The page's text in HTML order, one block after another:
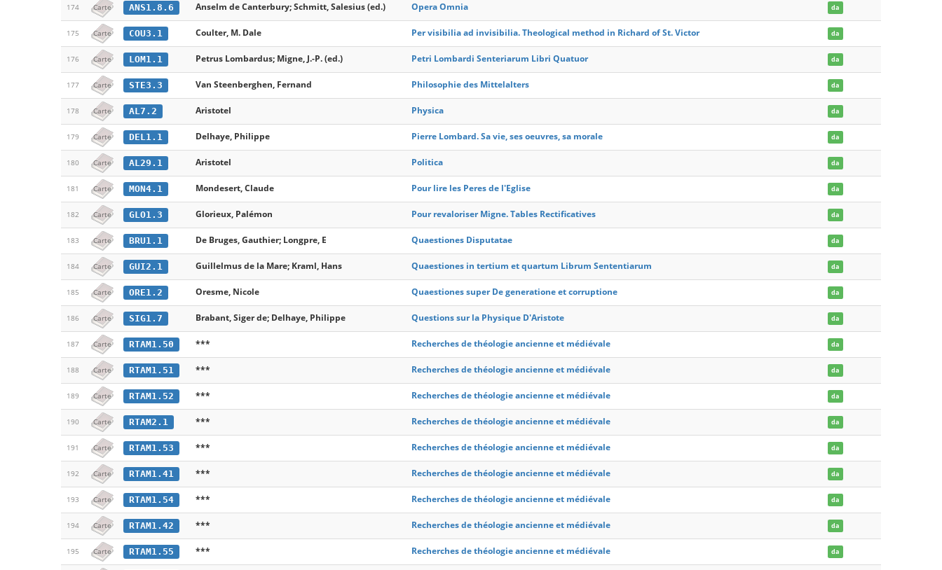
174 Carte ANS1.8.6 Anselm de Canterbury; Schmitt, Salesius (ed.) Opera Omnia da
175 Carte COU3.1 Coulter, M. Dale Per visibilia ad invisibilia. Theological method in Richard of St. Victor da
176 Carte LOM1.1 Petrus Lombardus; Migne, J.-P. (ed.) Petri Lombardi Senteriarum Libri Quatuor da
177 Carte STE3.3 Van Steenberghen, Fernand Philosophie des Mittelalters da
178 Carte AL7.2 Aristotel Physica da
179 Carte DEL1.1 Delhaye, Philippe Pierre Lombard. Sa vie, ses oeuvres, sa morale da
180 Carte AL29.1 Aristotel Politica da
181 Carte MON4.1 Mondesert, Claude Pour lire les Peres de l'Eglise da
182 Carte GLO1.3 Glorieux, Palémon Pour revaloriser Migne. Tables Rectificatives da
183 Carte BRU1.1 De Bruges, Gauthier; Longpre, E Quaestiones Disputatae da
184 Carte GUI2.1 Guillelmus de la Mare; Kraml, Hans Quaestiones in tertium et quartum Librum Sententiarum da
185 Carte ORE1.2 Oresme, Nicole Quaestiones super De generatione et corruptione da
186 Carte SIG1.7 Brabant, Siger de; Delhaye, Philippe Questions sur la Physique D'Aristote da
187 Carte RTAM1.50 *** Recherches de théologie ancienne et médiévale da
188 Carte RTAM1.51 *** Recherches de théologie ancienne et médiévale da
189 Carte RTAM1.52 *** Recherches de théologie ancienne et médiévale da
190 Carte RTAM2.1 *** Recherches de théologie ancienne et médiévale da
191 Carte RTAM1.53 *** Recherches de théologie ancienne et médiévale da
192 Carte RTAM1.41 *** Recherches de théologie ancienne et médiévale da
193 Carte RTAM1.54 *** Recherches de théologie ancienne et médiévale da
194 Carte RTAM1.42 *** Recherches de théologie ancienne et médiévale da
195 Carte RTAM1.55 *** Recherches de théologie ancienne et médiévale da